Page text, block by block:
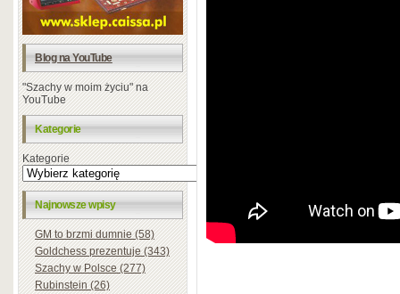
Blog na YouTube
"Szachy w moim życiu" na
YouTube
Kategorie
Kategorie
Najnowsze wpisy
GM to brzmi dumnie (58)
Goldchess prezentuje (343)
Szachy w Polsce (277)
Rubinstein (26)